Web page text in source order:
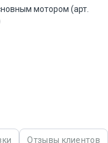
мотором (арт.
Отзывы клиентов